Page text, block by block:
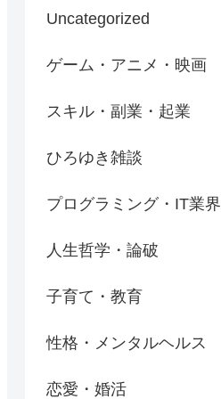
Uncategorized
ゲーム・アニメ・映画
スキル・副業・起業
ひろゆき雑談
プログラミング・IT業界
人生哲学・論破
子育て・教育
性格・メンタルヘルス
恋愛・婚活